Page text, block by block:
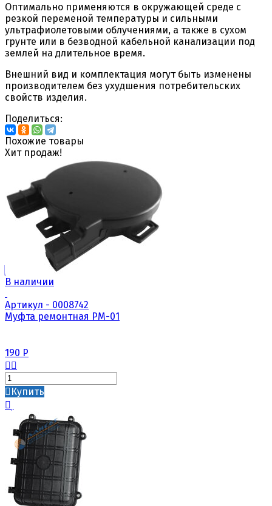
Оптимально применяются в окружающей среде с
резкой переменой температуры и сильными
ультрафиолетовыми облучениями, а также в сухом
грунте или в безводной кабельной канализации под
землей на длительное время.
Внешний вид и комплектация могут быть изменены
производителем без ухудшения потребительских
свойств изделия.
Поделиться:
Похожие товары
Хит продаж!
В наличии
Артикул - 0008742
Муфта ремонтная РМ-01
190 Р
Купить